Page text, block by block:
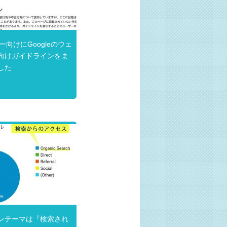
向けにGoogleのウェ
けガイドラインをま
た
テーマは『検索され